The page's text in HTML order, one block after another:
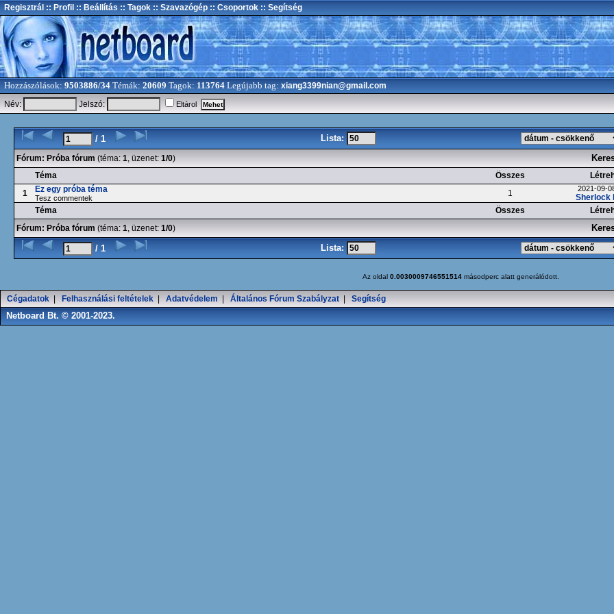
Regisztrál :: Profil :: Beállítás :: Tagok :: Szavazógép :: Csoportok :: Segítség
Hozzászólások: 9503886/34 Témák: 20609 Tagok: 113764 Legújabb tag: xiang3399nian@gmail.com
Név: Jelszó: Eltárol
/ 1 Lista:
Fórum: Próba fórum (téma: 1, üzenet: 1/0)
Téma
Összes
1
Ez egy próba téma
Tesz commentek 1 2021-09-
Sherlock
Téma
Összes
Fórum: Próba fórum (téma: 1, üzenet: 1/0)
/ 1 Lista:
Az oldal 0.0030009746551514másodperc alatt generálódott.
Cégadatok Felhasználási feltételek Adatvédelem Általános Fórum Szabályzat Segítség
Netboard Bt. © 2001-2023.